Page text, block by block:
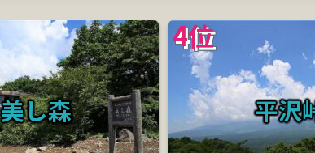
美し森
4位
平沢